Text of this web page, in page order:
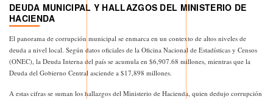
DEUDA MUNICIPAL Y HALLAZGOS DEL MINISTERIO DE
HACIENDA
El panorama de corrupción municipal se enmarca en un contexto de altos niveles de
deuda a nivel local. Según datos oficiales de la Oficina Nacional de Estadísticas y Censos
(ONEC), la Deuda Interna del país se acumula en $6,907.68 millones, mientras que la
Deuda del Gobierno Central asciende a $17,898 millones.
A estas cifras se suman los hallazgos del Ministerio de Hacienda, quien dedujo corrupción